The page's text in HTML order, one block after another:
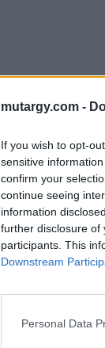
mutargy.com -
If you wish to opt-
sensitive
confirm your
continue seeing
information
further disclosure of
participants. This
Downstream
Personal Data